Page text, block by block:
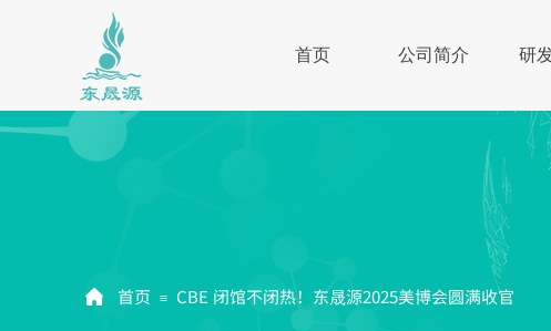
首页 公司简介 研
首页 ≡ CBE 闭馆不闭热！东晟源2025美博会圆满收官
新闻动
东晟源研究院